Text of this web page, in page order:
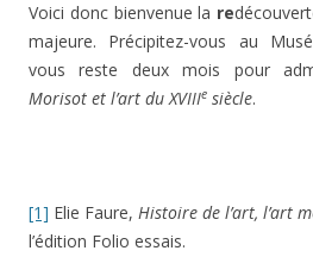
Voici donc bienvenue la re
majeure. Précipitez-vous au
vous reste deux mois pour
Morisot et l’art du XVIIIe siècle.
[1] Elie Faure, Histoire de l’art, l’art
l’édition Folio essais.